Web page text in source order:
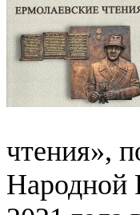
чтения»,
Народной